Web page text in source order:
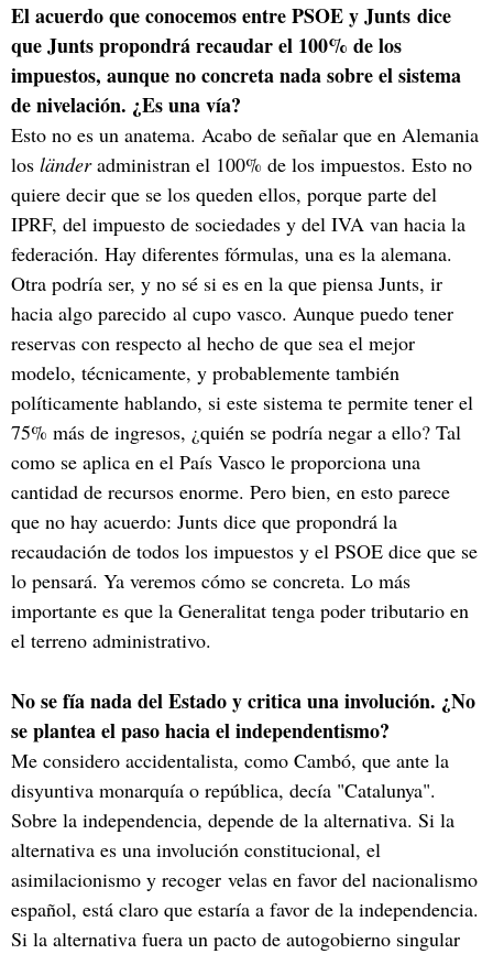
El acuerdo que conocemos entre PSOE y Junts dice
que Junts propondrá recaudar el 100% de los
impuestos, aunque no concreta nada sobre el sistema
de nivelación. ¿Es una vía?
Esto no es un anatema. Acabo de señalar que en Alemania
los länderadministran el 100% de los impuestos. Esto no
quiere decir que se los queden ellos, porque parte del
IPRF, del impuesto de sociedades y del IVA van hacia la
federación. Hay diferentes fórmulas, una es la alemana.
Otra podría ser, y no sé si es en la que piensa Junts, ir
hacia algo parecido al cupo vasco. Aunque puedo tener
reservas con respecto al hecho de que sea el mejor
modelo, técnicamente, y probablemente también
políticamente hablando, si este sistema te permite tener el
75% más de ingresos, ¿quién se podría negar a ello? Tal
como se aplica en el País Vasco le proporciona una
cantidad de recursos enorme. Pero bien, en esto parece
que no hay acuerdo: Junts dice que propondrá la
recaudación de todos los impuestos y el PSOE dice que se
lo pensará. Ya veremos cómo se concreta. Lo más
importante es que la Generalitat tenga poder tributario en
el terreno administrativo.
No se fía nada del Estado y critica una involución. ¿No
se plantea el paso hacia el independentismo?
Me considero accidentalista, como Cambó, que ante la
disyuntiva monarquía o república, decía "Catalunya".
Sobre la independencia, depende de la alternativa. Si la
alternativa es una involución constitucional, el
asimilacionismo y recoger velas en favor del nacionalismo
español, está claro que estaría a favor de la independencia.
Si la alternativa fuera un pacto de autogobierno singular